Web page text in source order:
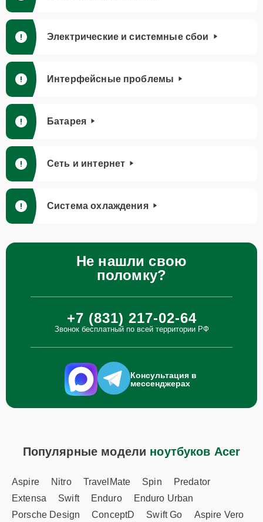
Электрические и системные сбои
Интерфейсные проблемы
Батарея
Сеть и интернет
Система охлаждения
Не нашли свою
поломку?
+7 (831) 217-02-64
Звонок бесплатный по всей территории РФ
Консультация в
мессенджерах
Популярные модели ноутбуков Acer
Aspire Nitro TravelMate Spin
Predator
Extensa
Swift Enduro
Enduro Urban
Porsche Design
ConceptD Swift Go Aspire Vero